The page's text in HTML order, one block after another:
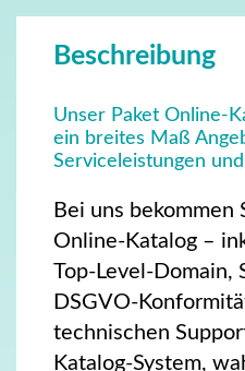
Beschreibung
Unser Paket Online-
ein breites Maß
Serviceleistungen
Bei uns bekommen
Online-Katalog –
Top-Level-Domain,
DSGVO-
technischen
Katalog-System,